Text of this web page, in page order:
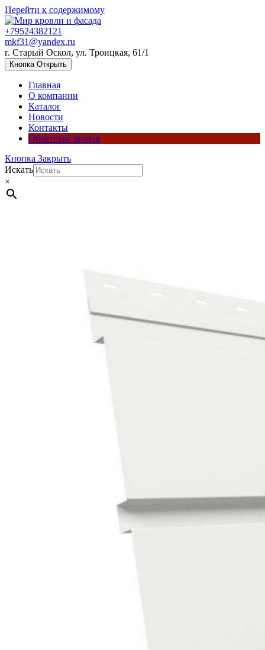
Перейти к содержимому
+79524382121
mkf31@yandex.ru
г. Старый Оскол, ул. Троицкая, 61/1
Кнопка Открыть
Главная
О компании
Каталог
Новости
Контакты
Обратный звонок
Кнопка Закрыть
Искать
×